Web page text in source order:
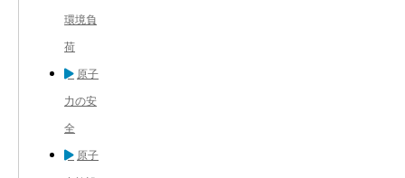
環境負
荷
原子
力の安
全
原子